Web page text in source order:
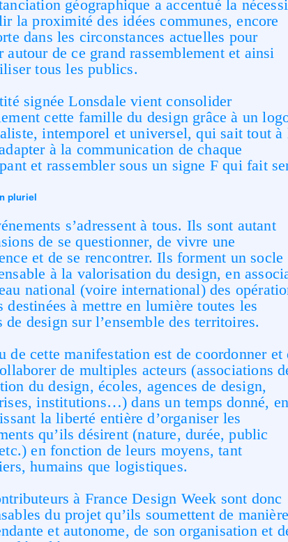
géographique a accentué la
la proximité des idées communes, encore
dans les circonstances actuelles pour
autour de ce grand rassemblement et ainsi
tous les publics.
signée Lonsdale vient consolider
cette famille du design grâce à un
intemporel et universel, qui sait tout à
à la communication de chaque
et rassembler sous un signe F qui fait
pluriel
s’adressent à tous. Ils sont autant
de se questionner, de vivre une
et de se rencontrer. Ils forment un socle
à la valorisation du design, en
national (voire international) des
destinées à mettre en lumière toutes les
de design sur l’ensemble des territoires.
de cette manifestation est de coordonner et
de multiples acteurs (associations
du design, écoles, agences de design,
institutions…) dans un temps donné,
la liberté entière d’organiser les
qu’ils désirent (nature, durée, public
en fonction de leurs moyens, tant
humains que logistiques.
à France Design Week sont donc
du projet qu’ils soumettent de manière
et autonome, de son organisation et